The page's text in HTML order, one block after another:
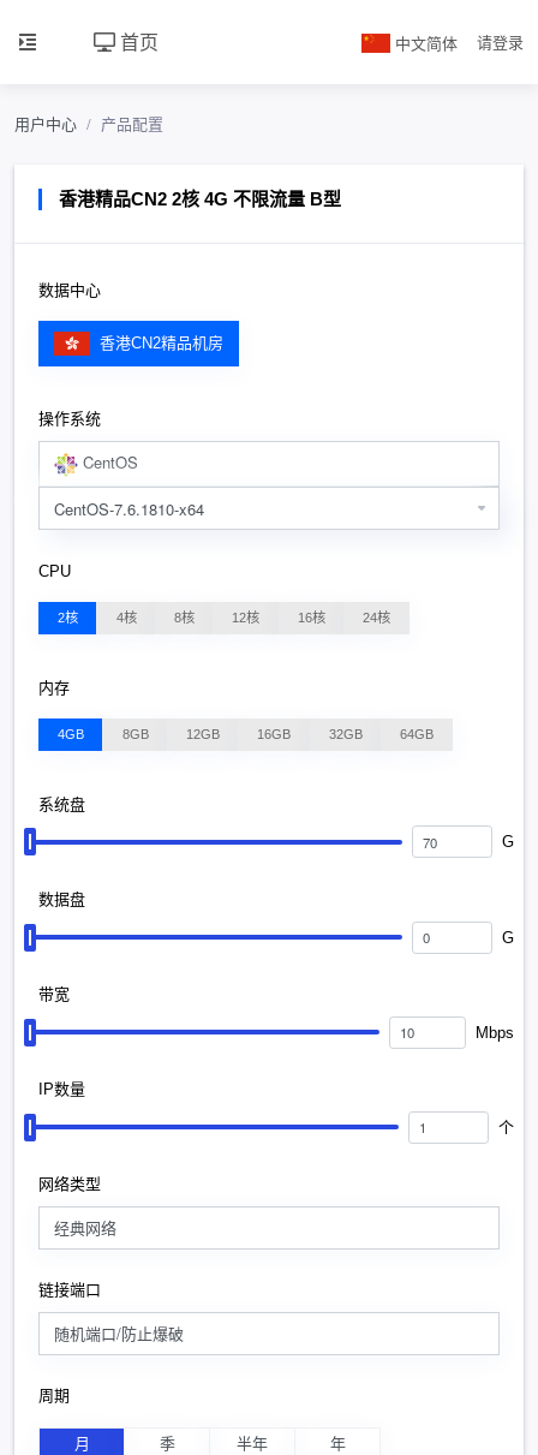
首页 中文简体 请登录
用户中心 产品配置
香港精品CN2 2核 4G 不限流量 B型
数据中心
香港CN2精品机房
操作系统
CentOS
CPU
2核 4核 8核 12核 16核 24核
内存
4GB 8GB 12GB 16GB 32GB 64GB
系统盘
G
数据盘
G
带宽
Mbps
IP数量
个
网络类型
经典网络
链接端口
随机端口/防止爆破
周期
月 季 半年 年